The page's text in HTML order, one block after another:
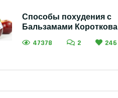
Способы похудения с
Бальзамами Короткова
47378 2 246